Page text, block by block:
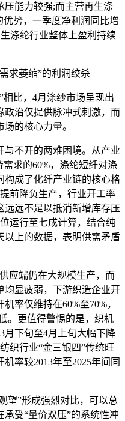
压能力较强;而主营再生涤
势，一季度净利润同比增
涤纶行业整体上盈利持续
萎缩”的利润绞杀
比，4月涤纱市场呈现出
治仅提供脉冲式刺激，而
的核心力量。
不开的两难困境。从产业
求的60%，涤纶短纤对涤
构成了化纤产业链的核心格
前降负生产，行业开工率
远远不足以抵消新增库存压
运行至七成计算，结合纯
以上的数据，表明供需矛盾
端仍在大规模生产，而
显疲弱，下游织造企业开
率仅维持在60%至70%，
。更值得警惕的是，织机
月下旬至4月上旬大幅下降
织行业“金三银四”传统旺
率较2013年至2025年间同
”形成强烈对比，可以总
受“量价双压”的系统性冲